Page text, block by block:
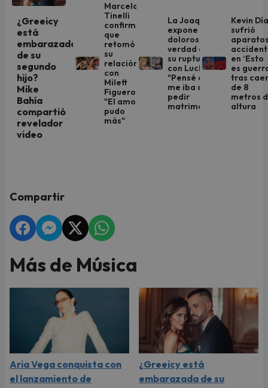
¿Greeicy
está
embarazada
de su
segundo
hijo?
Mike
Bahía
compartió
revelador
video
Marcelo
Tinelli
confirmó
que
retomó
su
relación
con
Milett
Figueroa:
"El amor
pudo
más"
La Joaqui
expone la
dolorosa
verdad de
su ruptura
con Luck Ra:
"Pensé que
me iba a
pedir
matrimonio"
Kevin
sufrió
en ‘Esto
es
tras
de 8
metros
altura
Compartir
Más de Música
Aria Vega conquista con
el lanzamiento de
¿Greeicy está
embarazada de su